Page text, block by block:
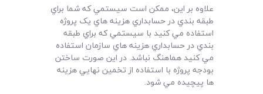
علاوه بر اين، ممکن است سيستمي که شما براي
طبقه بندي در حسابداري هزينه هاي يک پروژه
استفاده مي کنيد با سيستمي که براي طبقه
بندي در حسابداري هزينه هاي سازمان استفاده
مي کنيد هماهنگ نباشد. در اين صورت ساختن
بودجه پروژه با استفاده از تخمين نهايي هزينه
ها پيچيده مي شود.